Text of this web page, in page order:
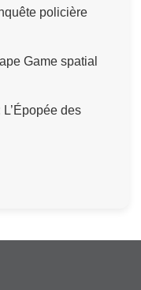
policière
Game spatial
des